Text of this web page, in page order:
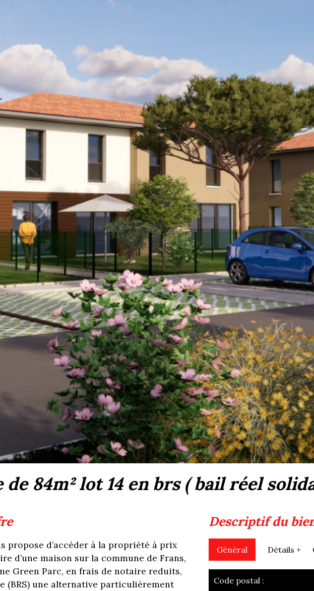
de 84m² lot 14 en brs ( bail réel
propose d’accéder à la propriété à prix
d’une maison sur la commune de Frans,
Green Parc, en frais de notaire reduits,
(BRS) une alternative particulièrement
descriptif du
Général Détails +
Code postal :